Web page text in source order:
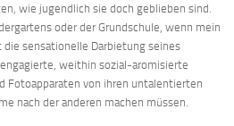
wie jugendlich sie doch geblieben sind.
oder der Grundschule, wenn mein
die sensationelle Darbietung seines
weithin sozial-aromisierte
Fotoapparaten von ihren untalentierten
nach der anderen machen müssen.